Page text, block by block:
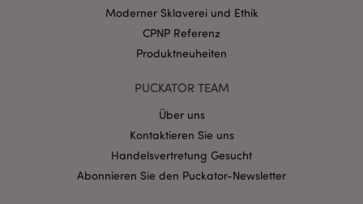
Moderner Sklaverei und Ethik
CPNP Referenz
Produktneuheiten
PUCKATOR TEAM
Über uns
Kontaktieren Sie uns
Handelsvertretung Gesucht
Abonnieren Sie den Puckator-Newsletter
PHPSESSID
PHP.net
.www.puckator.de
Datenschutzbestimmungen von Google